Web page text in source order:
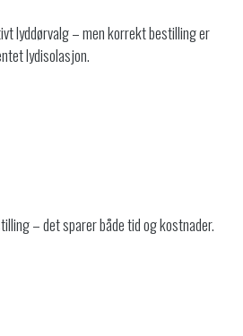
lyddørvalg – men korrekt bestilling er
lydisolasjon.
– det sparer både tid og kostnader.